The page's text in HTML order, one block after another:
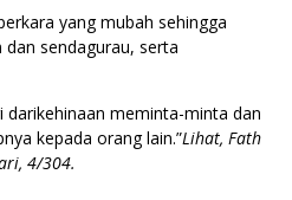
yang mubah sehingga
sendagurau, serta
meminta-minta dan
kepada orang lain.”Lihat, Fath
4/304.